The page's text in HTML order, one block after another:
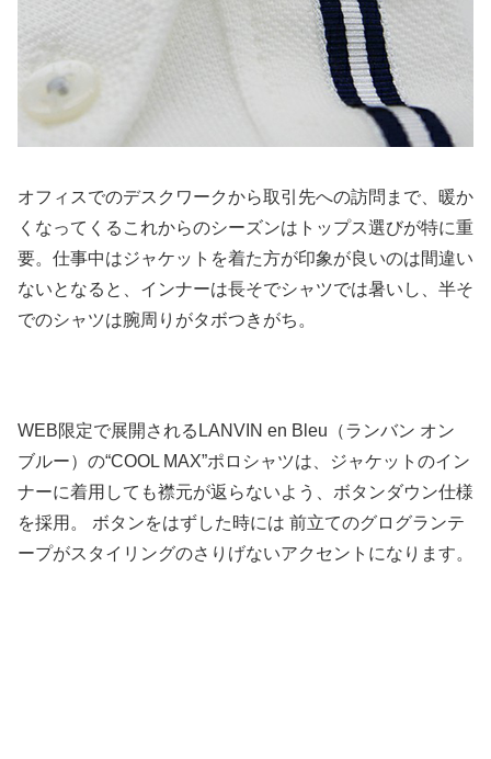
オフィスでのデスクワークから取引先への訪問まで、暖か
くなってくるこれからのシーズンはトップス選びが特に重
要。仕事中はジャケットを着た方が印象が良いのは間違い
ないとなると、インナーは長そでシャツでは暑いし、半そ
でのシャツは腕周りがタボつきがち。
WEB限定で展開されるLANVIN en Bleu（ランバン オン
ブルー）の“COOL MAX”ポロシャツは、ジャケットのイン
ナーに着用しても襟元が返らないよう、ボタンダウン仕様
を採用。 ボタンをはずした時には 前立てのグログランテ
ープがスタイリングのさりげないアクセントになります。